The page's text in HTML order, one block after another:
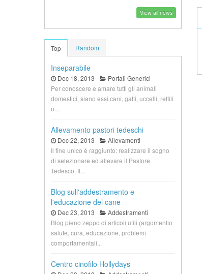
View all news
Top Random
Inseparabile
Dec 18, 2013
Portali Generici
Per conoscere e amare tutti gli animali
domestici, siano essi cani, gatti, uccelli, rettili
o...
Allevamento pastori tedeschi
Dec 22, 2013
Allevamenti
Il fine unico è raggiunto: realizzare il sogno
di selezionare ed allevare il Pastore
Tedesco. Il...
Blog sull'addestramento e
l'educazione del cane
Dec 23, 2013
Addestramenti
Blog pieno zeppo di articoli utili (argomentio
salute, cura, educazione, problemi
comportamentali...
Centro cinofilo Hollydays